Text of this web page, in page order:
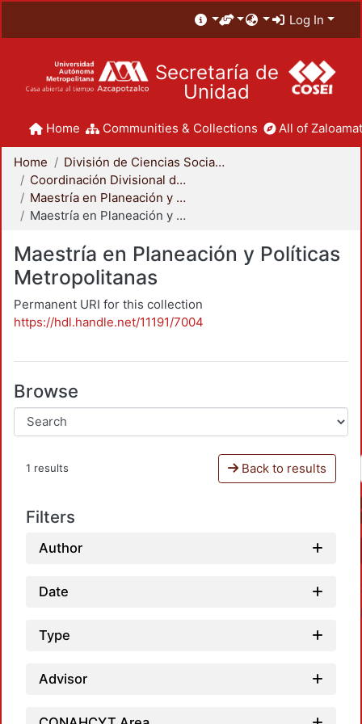
Log In
Secretaría de
Unidad
Home Communities & Collections All of
Home
División de Ciencias Sociales y Humanidades
Coordinación Divisional de Posgrado
Maestría en Planeación y Políticas Metropolitanas
Maestría en Planeación y Políticas Metropolitanas
Maestría en Planeación y Políticas
Metropolitanas
Permanent URI for this collection
https://hdl.handle.net/11191/7004
Browse
1 results Back to results
Filters
Author
Date
Type
Advisor